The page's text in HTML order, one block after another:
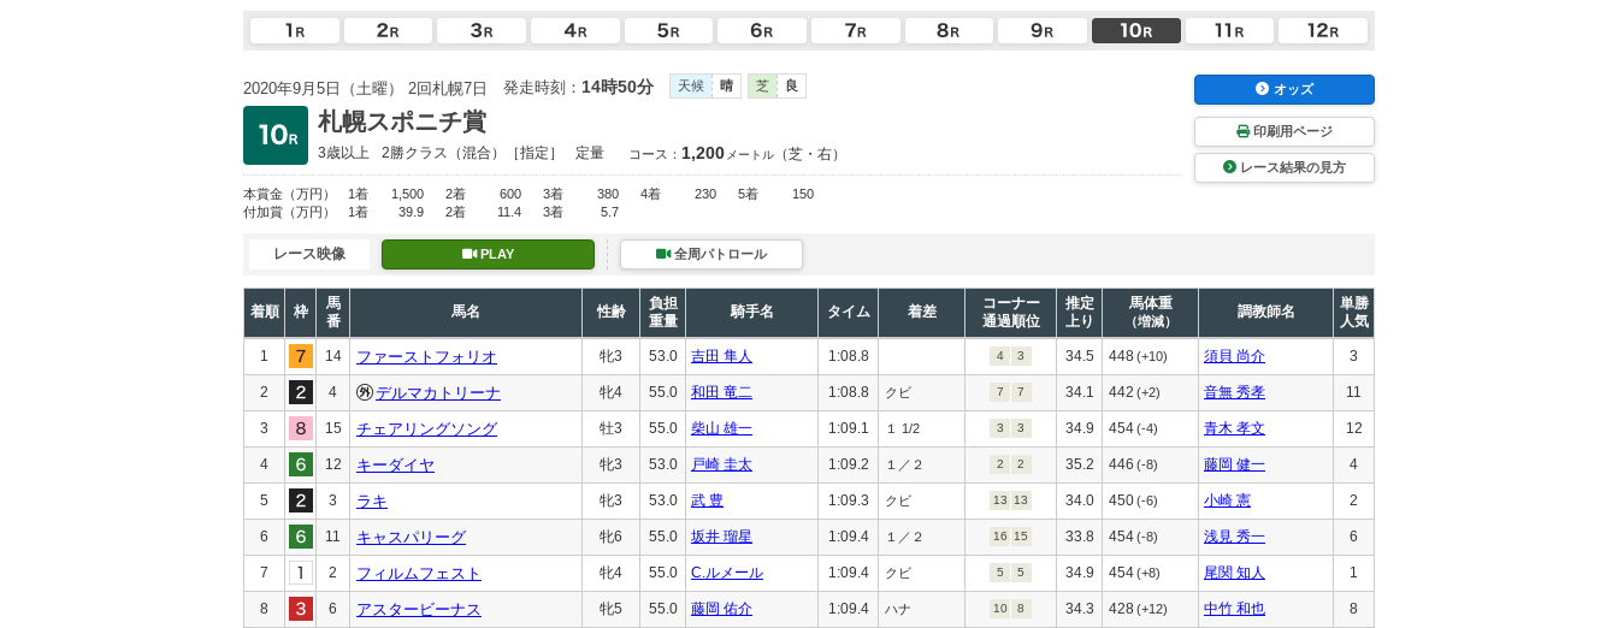
2020年9月5日（土曜） 2回札幌7日 発走時刻： 14時50分 天候 晴 芝 良
札幌スポニチ賞
3歳以上 2勝クラス （混合）［指定］ 定量 コース： 1,200 メートル （芝・右）
本賞金 （万円） 1着 1,500 2着 600 3着 380 4着 230 5着
150
付加賞 （万円） 1着 39.9 2着 11.4 3着 5.7
オッズ
印刷用ページ
レース結果の見方
レース映像 PLAY 全周パトロール
着順 枠
馬
番
馬名 性齢
負担
重量
騎手名 タイム 着差
コーナー
通過順位
推定
上り
馬体重
（増減）
調教師名
単勝
人気
1 14 ファーストフォリオ 牝3 53.0 吉田 隼人 1:08.8 4 3 34.5 448(+10) 須貝 尚介 3
2 4 デルマカトリーナ 牝4 55.0 和田 竜二 1:08.8 クビ 7 7 34.1 442 (+2) 音無 秀孝 11
3 15 チェアリングソング 牡3 55.0 柴山 雄一 1:09.1 １ 1/2 3 3 34.9 454(-4) 青木 孝文 12
4 12 キーダイヤ 牝3 53.0 戸崎 圭太 1:09.2 １／２ 2 2 35.2 446 (-8) 藤岡 健一 4
5 3 ラキ 牝3 53.0 武 豊 1:09.3 クビ 13 13 34.0 450(-6) 小崎 憲 2
6 11 キャスパリーグ 牝6 55.0 坂井 瑠星 1:09.4 １／２ 16 15 33.8 454(-8) 浅見 秀一 6
7 2 フィルムフェスト 牝4 55.0 C.ルメール 1:09.4 クビ 5 5 34.9 454(+8) 尾関 知人 1
8 6 アスタービーナス 牝5 55.0 藤岡 佑介 1:09.4 ハナ 10 8 34.3 428 (+12) 中竹 和也 8